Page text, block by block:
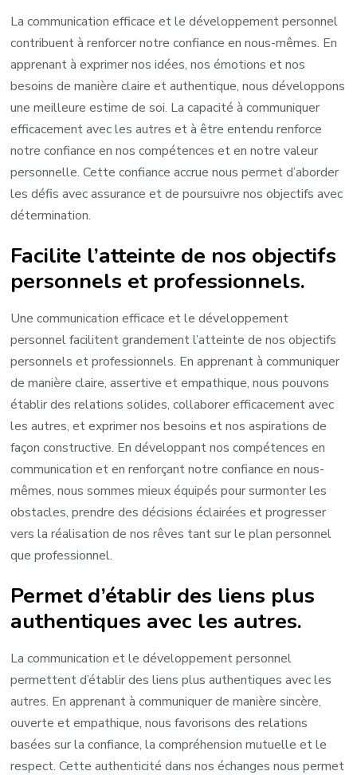
La communication efficace et le développement personnel
contribuent à renforcer notre confiance en nous-mêmes. En
apprenant à exprimer nos idées, nos émotions et nos
besoins de manière claire et authentique, nous développons
une meilleure estime de soi. La capacité à communiquer
efficacement avec les autres et à être entendu renforce
notre confiance en nos compétences et en notre valeur
personnelle. Cette confiance accrue nous permet d’aborder
les défis avec assurance et de poursuivre nos objectifs avec
détermination.
Facilite l’atteinte de nos objectifs
personnels et professionnels.
Une communication efficace et le développement
personnel facilitent grandement l’atteinte de nos objectifs
personnels et professionnels. En apprenant à communiquer
de manière claire, assertive et empathique, nous pouvons
établir des relations solides, collaborer efficacement avec
les autres, et exprimer nos besoins et nos aspirations de
façon constructive. En développant nos compétences en
communication et en renforçant notre confiance en nous-
mêmes, nous sommes mieux équipés pour surmonter les
obstacles, prendre des décisions éclairées et progresser
vers la réalisation de nos rêves tant sur le plan personnel
que professionnel.
Permet d’établir des liens plus
authentiques avec les autres.
La communication et le développement personnel
permettent d’établir des liens plus authentiques avec les
autres. En apprenant à communiquer de manière sincère,
ouverte et empathique, nous favorisons des relations
basées sur la confiance, la compréhension mutuelle et le
respect. Cette authenticité dans nos échanges nous permet